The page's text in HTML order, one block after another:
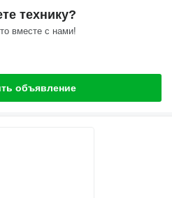
технику?
вместе с нами!
объявление